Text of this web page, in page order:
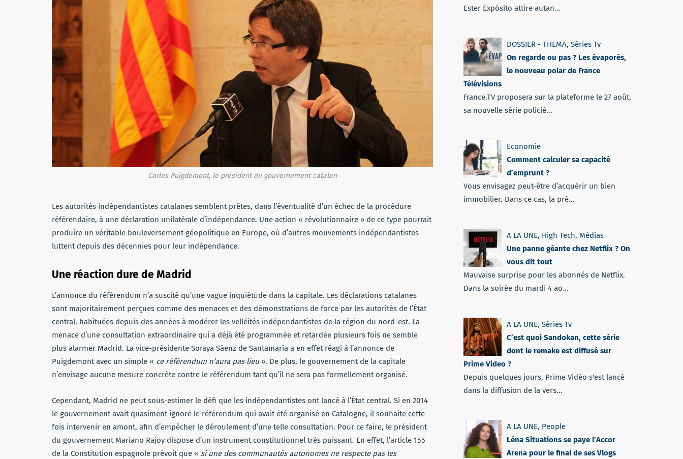
Carles Puigdemont, le président du gouvernement catalan
Les autorités indépendantistes catalanes semblent prêtes, dans l’éventualité d’un échec de la procédure
référendaire, à une déclaration unilatérale d’indépendance. Une action « révolutionnaire » de ce type pourrait
produire un véritable bouleversement géopolitique en Europe, où d’autres mouvements indépendantistes
luttent depuis des décennies pour leur indépendance.
Une réaction dure de Madrid
L’annonce du référendum n’a suscité qu’une vague inquiétude dans la capitale. Les déclarations catalanes
sont majoritairement perçues comme des menaces et des démonstrations de force par les autorités de l’État
central, habituées depuis des années à modérer les velléités indépendantistes de la région du nord-est. La
menace d’une consultation extraordinaire qui a déjà été programmée et retardée plusieurs fois ne semble
plus alarmer Madrid. La vice-présidente Soraya Sáenz de Santamaría a en effet réagi à l’annonce de
Puigdemont avec un simple « ce référendum n’aura pas lieu». De plus, le gouvernement de la capitale
n’envisage aucune mesure concrète contre le référendum tant qu’il ne sera pas formellement organisé.
Cependant, Madrid ne peut sous-estimer le défi que les indépendantistes ont lancé à l’État central. Si en 2014
le gouvernement avait quasiment ignoré le référendum qui avait été organisé en Catalogne, il souhaite cette
fois intervenir en amont, afin d’empêcher le déroulement d’une telle consultation. Pour ce faire, le président
du gouvernement Mariano Rajoy dispose d’un instrument constitutionnel très puissant. En effet, l’article 155
de la Constitution espagnole prévoit que « si une des communautés autonomes ne respecte pas les
Ester Expósito attire autan...
DOSSIER - THEMA, Séries Tv
On regarde ou pas ? Les évaporés,
le nouveau polar de France
Télévisions
France.TV proposera sur la plateforme le 27 août,
sa nouvelle série policiè...
Economie
Comment calculer sa capacité
d’emprunt ?
Vous envisagez peut-être d’acquérir un bien
immobilier. Dans ce cas, la pré...
A LA UNE, High Tech, Médias
Une panne géante chez Netflix ? On
vous dit tout
Mauvaise surprise pour les abonnés de Netflix.
Dans la soirée du mardi 4 ao...
A LA UNE, Séries Tv
C’est quoi Sandokan, cette série
dont le remake est diffusé sur
Prime Video ?
Depuis quelques jours, Prime Vidéo s'est lancé
dans la diffusion de la vers...
A LA UNE, People
Léna Situations se paye l’Accor
Arena pour le final de ses Vlogs